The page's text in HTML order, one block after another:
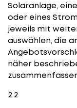
Solaranlage,
oder eines
jeweils mit
auswählen, die
näher
2.2